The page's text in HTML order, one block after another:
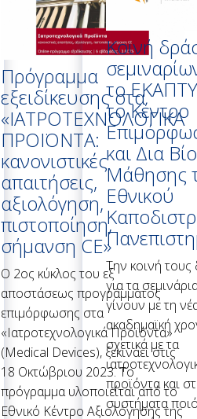
Πρόγραμμα
εξειδίκευσης στα
«ΙΑΤΡΟΤΕΧΝΟΛΟΓΙΚΑ
ΠΡΟΪΟΝΤΑ:
κανονιστικές
απαιτήσεις,
αξιολόγηση,
πιστοποίηση,
σήμανση CE»
O 2ος κύκλος του εξ
αποστάσεως προγράμματος
επιμόρφωσης στα
«Ιατροτεχνολογικά Προϊόντα»
(Medical Devices), ξεκινάει στις
18 Οκτώβριου 2023. Το
πρόγραμμα υλοποιείται από το
Εθνικό Κέντρο Αξιολόγησης της
Κοινή
το
το Κέντρο
και Δια
Μάθησης
Εθνικού
Την κοινή
για τα
γίνουν με τη
ακαδημαϊκή
σχετικά με τα
προϊόντα και
συστήματα